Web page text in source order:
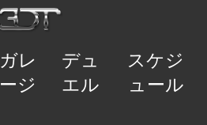
ガレ
ージ
デュ
エル
スケジ
ュール